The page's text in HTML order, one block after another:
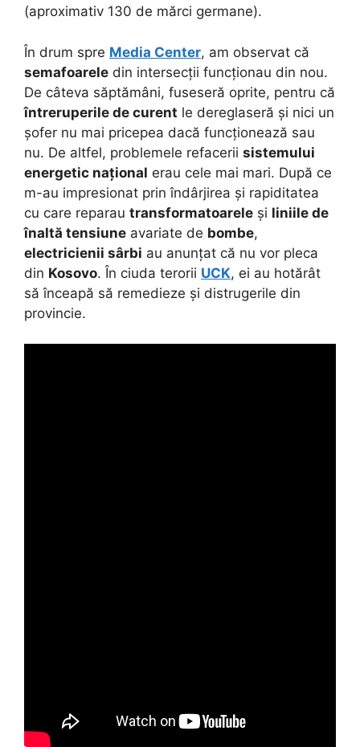
(aproximativ 130 de mărci germane).
În drum spre Media Center, am observat că
semafoarele din intersecții funcționau din nou.
De câteva săptămâni, fuseseră oprite, pentru că
întreruperile de curent le dereglaseră și nici un
șofer nu mai pricepea dacă funcționează sau
nu. De altfel, problemele refacerii sistemului
energetic național erau cele mai mari. După ce
m-au impresionat prin îndârjirea și rapiditatea
cu care reparau transformatoarele și liniile de
înaltă tensiune avariate de bombe,
electricienii sârbi au anunțat că nu vor pleca
din Kosovo. În ciuda terorii UCK, ei au hotărât
să înceapă să remedieze și distrugerile din
provincie.